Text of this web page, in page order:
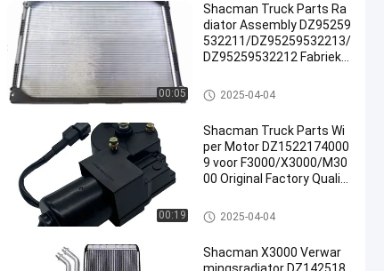
00:05
Shacman Truck Parts Ra
diator Assembly DZ95259
532211/DZ95259532213/
DZ95259532212 Fabriek
eling Radiator voor repara
tie/vervanging
De Vervangstukken van de Sh
acmanvrachtwagen
2025-04-04
00:19
Shacman Truck Parts Wi
per Motor DZ1522174000
9 voor F3000/X3000/M30
00 Original Factory Qualit
De Vervangstukken van de Sh
acmanvrachtwagen
2025-04-04
Shacman X3000 Verwar